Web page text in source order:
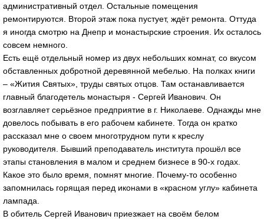
административный отдел. Остальные помещения
ремонтируются. Второй этаж пока пустует, ждёт ремонта. Оттуда
я иногда смотрю на Днепр и монастырские строения. Их осталось
совсем немного.
Есть ещё отдельный номер из двух небольших комнат, со вкусом
обставленных добротной деревянной мебелью. На полках книги
– «Жития Святых», труды святых отцов. Там останавливается
главный благодетель монастыря - Сергей Иванович. Он
возглавляет серьёзное предприятие в г. Николаеве. Однажды мне
довелось побывать в его рабочем кабинете. Тогда он кратко
рассказал мне о своем многотрудном пути к креслу
руководителя. Бывший преподаватель института прошёл все
этапы становления в малом и среднем бизнесе в 90-х годах.
Какое это было время, помнят многие. Почему-то особенно
запомнилась горящая перед иконами в «красном углу» кабинета
лампада.
В обитель Сергей Иванович приезжает на своём белом